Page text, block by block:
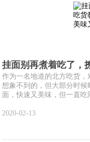
挂面别再煮着吃了，
作为一名地道的北方吃货
想象不到的，但大部分时
面，快速又美味，但一直吃
2020-02-13